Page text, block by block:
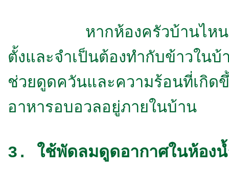
หากห้องครัวบ้านไหนมีเค
ตั้งและจำเป็นต้องทำกับข้าวใน
ช่วยดูดควันและความร้อนที่เกิด
อาหารอบอวลอยู่ภายในบ้าน
3. ใช้พัดลมดูดอากาศในห้อง